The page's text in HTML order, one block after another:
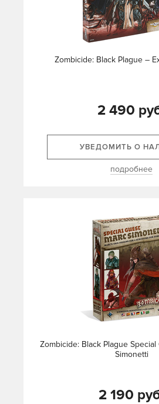
Zombicide: Black Plague –
2 490
УВЕДОМИТЬ О
подробнее
Zombicide: Black Plague
Simonetti
2 190